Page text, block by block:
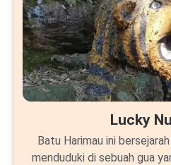
Lucky
Batu Harimau ini
menduduki di sebuah gua